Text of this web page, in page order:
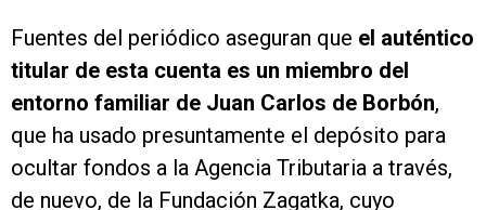
Fuentes del periódico aseguran que el auténtico
titular de esta cuenta es un miembro del
entorno familiar de Juan Carlos de Borbón,
que ha usado presuntamente el depósito para
ocultar fondos a la Agencia Tributaria a través,
de nuevo, de la Fundación Zagatka, cuyo